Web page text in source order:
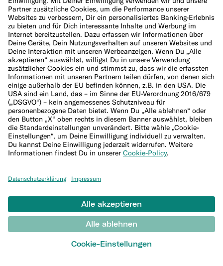
Unternehmen
Über uns
Jobs
Affiliate-Programm